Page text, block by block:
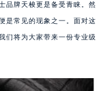
品牌天梭更是备受青睐。然
是常见的现象之一。面对这
们将为大家带来一份专业级